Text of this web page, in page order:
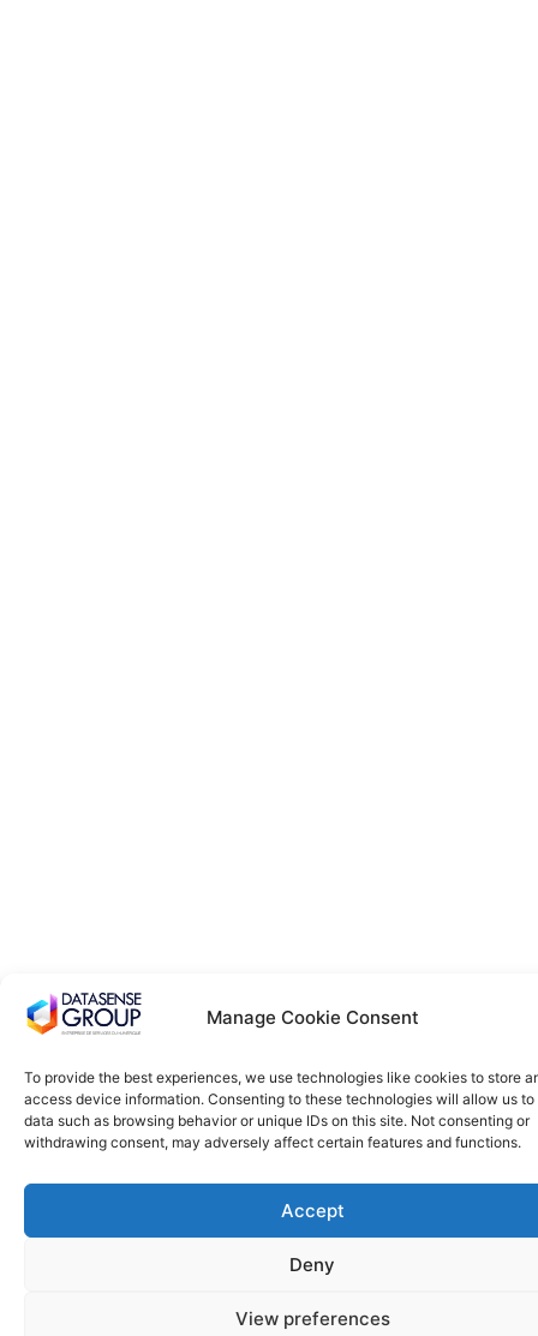
Manage Cookie Consent
To provide the best experiences, we use technologies like cookies to store
access device information. Consenting to these technologies will allow us to
data such as browsing behavior or unique IDs on this site. Not consenting or
withdrawing consent, may adversely affect certain features and functions.
Accept
Deny
View preferences